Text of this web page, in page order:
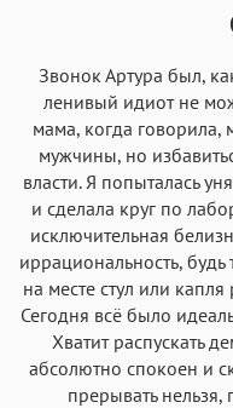
Аа
Iowan
Аа
San
Аа
Helvetica Neue
Аа
Arial
Аа
Courier
Аа
Courier
Звонок Артура был,
ленивый идиот не
мама, когда говорила,
мужчины, но
власти. Я попыталась
и сделала круг по
исключительная
иррациональность,
на месте стул или
Сегодня всё было
Хватит распускать
абсолютно спокоен и
прерывать нельзя,